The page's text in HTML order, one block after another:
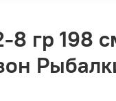
8 гр 198